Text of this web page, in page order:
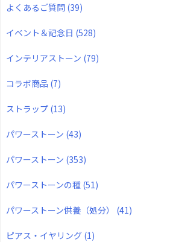
よくあるご質問 (39)
イベント＆記念日 (528)
インテリアストーン (79)
コラボ商品 (7)
ストラップ (13)
パワーストーン (43)
パワーストーン (353)
パワーストーンの種 (51)
パワーストーン供養（処分） (41)
ピアス・イヤリング (1)